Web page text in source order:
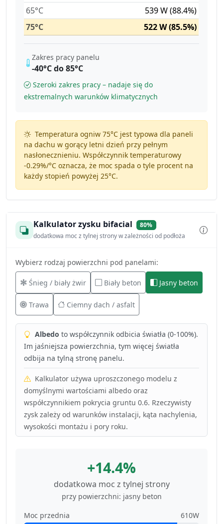
65°C
539 W (88.4%)
75°C
522 W (85.5%)
Zakres pracy panelu
-40°C do 85°C
Szeroki zakres pracy – nadaje się do
ekstremalnych warunków klimatycznych
Temperatura ogniw 75°C jest typowa dla paneli
na dachu w gorący letni dzień przy pełnym
nasłonecznieniu. Współczynnik temperaturowy
-0.29%/°Coznacza, że moc spada o tyle procent na
każdy stopień powyżej 25°C.
Kalkulator zysku bifacial
80%
dodatkowa moc z tylnej strony w zależności od podłoża
Wybierz rodzaj powierzchni pod panelami:
Śnieg / biały żwir Biały beton Jasny beton
Trawa Ciemny dach / asfalt
Albedo to współczynnik odbicia światła (0-100%).
Im jaśniejsza powierzchnia, tym więcej światła
odbija na tylną stronę panelu.
Kalkulator używa uproszczonego modelu z
domyślnymi wartościami albedo oraz
współczynnikiem pokrycia gruntu 0.6. Rzeczywisty
zysk zależy od warunków instalacji, kąta nachylenia,
wysokości montażu i pory roku.
+14.4%
dodatkowa moc z tylnej strony
przy powierzchni: jasny beton
Moc przednia
610W